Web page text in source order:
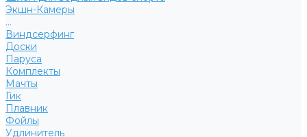
Экшн-Камеры
...
Виндсерфинг
Доски
Паруса
Комплекты
Мачты
Гик
Плавник
Фойлы
Удлинитель